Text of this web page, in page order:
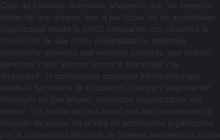
Casa de Estudios. Asimismo, añadieron que “no tenemos
dudas de que quienes iban a participar de las actividades
organizadas desde la UNGS comparten con nosotrxs la
convicción de que como universidad no podemos
acompañar espacios que excluyan palabras, que mutilan
derechos y que atentan contra la pluralidad y la
diversidad”. El comunicado completo Informamos que
desde la Secretaría de Educación, Cultura y Deporte del
Municipio de San Miguel, institución organizadora del
evento “La Noche de los Libros”, nos han comunicado la
decisión de excluir de la lista de actividades organizadas
por la Universidad Nacional de General Sarmiento la charla